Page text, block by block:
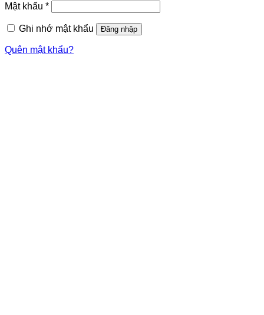
Mật khẩu *
Ghi nhớ mật khẩu Đăng nhập
Quên mật khẩu?